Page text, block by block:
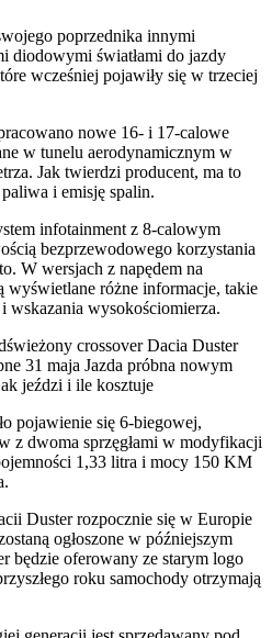
poprzednika innymi
diodowymi światłami do jazdy
wcześniej pojawiły się w trzeciej
nowe 16- i 17-calowe
w tunelu aerodynamicznym w
Jak twierdzi producent, ma to
i emisję spalin.
infotainment z 8-calowym
bezprzewodowego korzystania
W wersjach z napędem na
wyświetlane różne informacje, takie
wskazania wysokościomierza.
crossover Dacia Duster
31 maja Jazda próbna nowym
jeździ i ile kosztuje
pojawienie się 6-biegowej,
z dwoma sprzęgłami w modyfikacji
1,33 litra i mocy 150 KM
Duster rozpocznie się w Europie
ogłoszone w późniejszym
będzie oferowany ze starym logo
roku samochody otrzymają